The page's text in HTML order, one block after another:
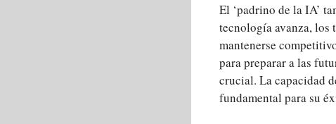
El ‘padrino de la IA’
tecnología avanza, los
mantenerse
para preparar a las
crucial. La capacidad
fundamental para su